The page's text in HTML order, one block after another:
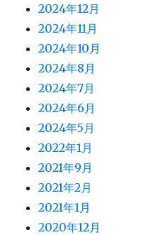
2024年12月
2024年11月
2024年10月
2024年8月
2024年7月
2024年6月
2024年5月
2022年1月
2021年9月
2021年2月
2021年1月
2020年12月